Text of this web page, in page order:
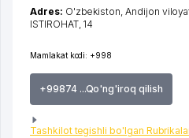
Mamlakat kodi: +998
+99874 ...Qo'ng'iroq qilish
Tashkilot tegishli bo'lgan
Adres: O'zbekiston,Andijon
ISTIROHAT, 14